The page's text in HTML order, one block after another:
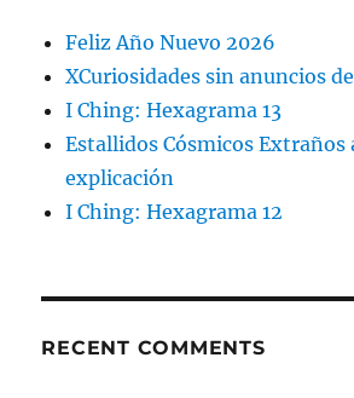
Feliz Año Nuevo 2026
XCuriosidades sin anuncios
I Ching: Hexagrama 13
Estallidos Cósmicos Extraños
explicación
I Ching: Hexagrama 12
RECENT COMMENTS